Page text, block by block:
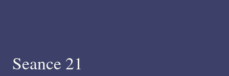
Seance 21